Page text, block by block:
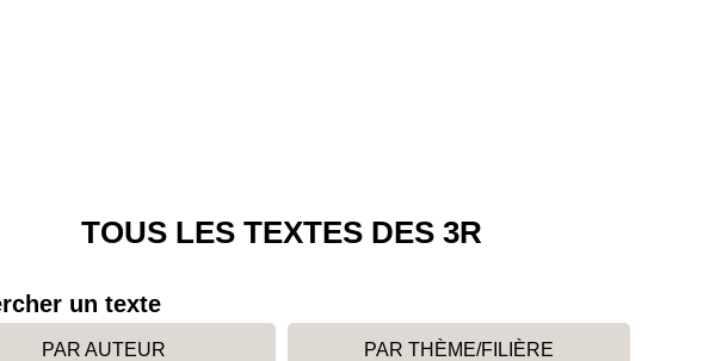
TOUS LES TEXTES DES 3R
un texte
PAR AUTEUR PAR THÈME/FILIÈRE